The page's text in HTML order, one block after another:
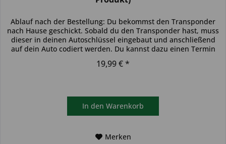
Ablauf nach der Bestellung: Du bekommst den Transponder
nach Hause geschickt. Sobald du den Transponder hast, muss
dieser in deinen Autoschlüssel eingebaut und anschließend
auf dein Auto codiert werden. Du kannst dazu einen Termin
19,99 € *
In den Warenkorb
Merken